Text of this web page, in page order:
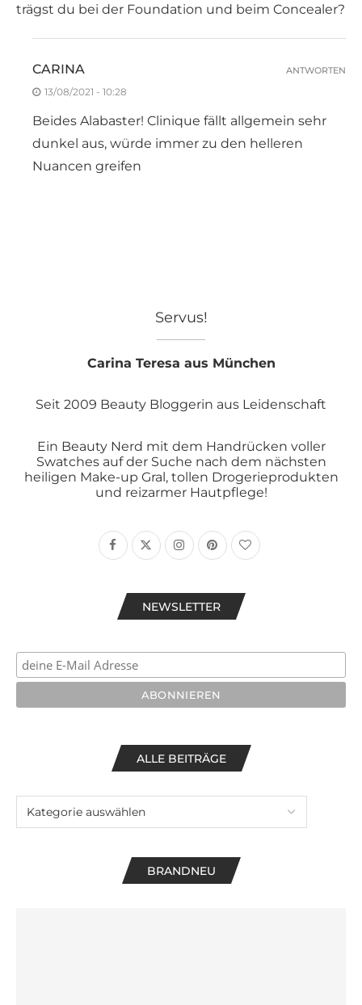
trägst du bei der Foundation und beim Concealer?
CARINA
13/08/2021 - 10:28
Beides Alabaster! Clinique fällt allgemein sehr
dunkel aus, würde immer zu den helleren
Nuancen greifen
ANTWORTEN
Servus!
Carina Teresa aus München
Seit 2009 Beauty Bloggerin aus Leidenschaft
Ein Beauty Nerd mit dem Handrücken voller
Swatches auf der Suche nach dem nächsten
heiligen Make-up Gral, tollen Drogerieprodukten
und reizarmer Hautpflege!
NEWSLETTER
ALLE BEITRÄGE
BRANDNEU